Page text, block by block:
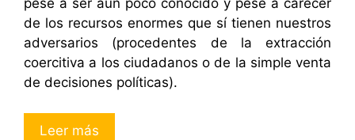
pese a ser aún poco conocido y pese a carecer
de los recursos enormes que sí tienen nuestros
adversarios (procedentes de la extracción
coercitiva a los ciudadanos o de la simple venta
de decisiones políticas).
Leer más